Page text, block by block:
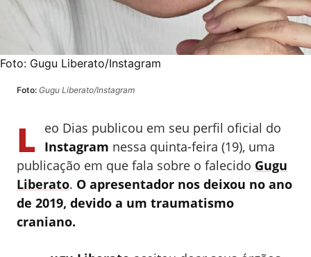
Foto: Gugu Liberato/Instagram
Foto: Gugu Liberato/Instagram
L eo Dias publicou em seu perfil oficial do
Instagram nessa quinta-feira (19), uma
publicação em que fala sobre o falecido Gugu
Liberato. O apresentador nos deixou no ano
de 2019, devido a um traumatismo
craniano.